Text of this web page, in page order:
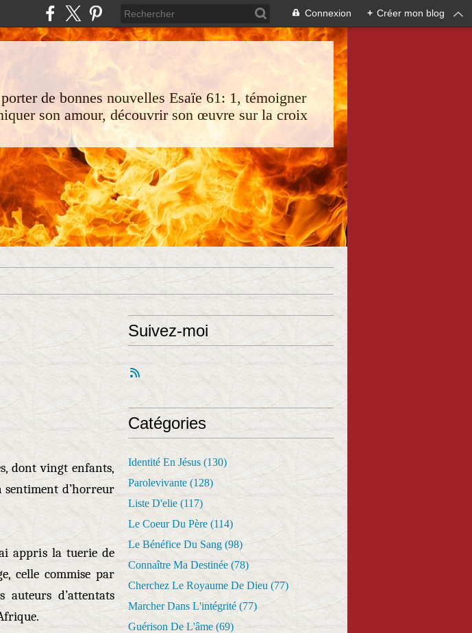
Connexion + Créer mon blog
de bonnes nouvelles Esaïe 61: 1, témoigner
son amour, découvrir son œuvre sur la croix
dont vingt enfants,
sentiment d’horreur
appris la tuerie de
celle commise par
auteurs d’attentats
Suivez-moi
Catégories
Identité En Jésus (130)
Parolevivante (128)
Liste D'elie (117)
Le Coeur Du Père (114)
Le Bénéfice Du Sang (98)
Connaître Ma Destinée (78)
Cherchez Le Royaume De Dieu (77)
Marcher Dans L'intégrité (77)
Guérison De L'âme (69)